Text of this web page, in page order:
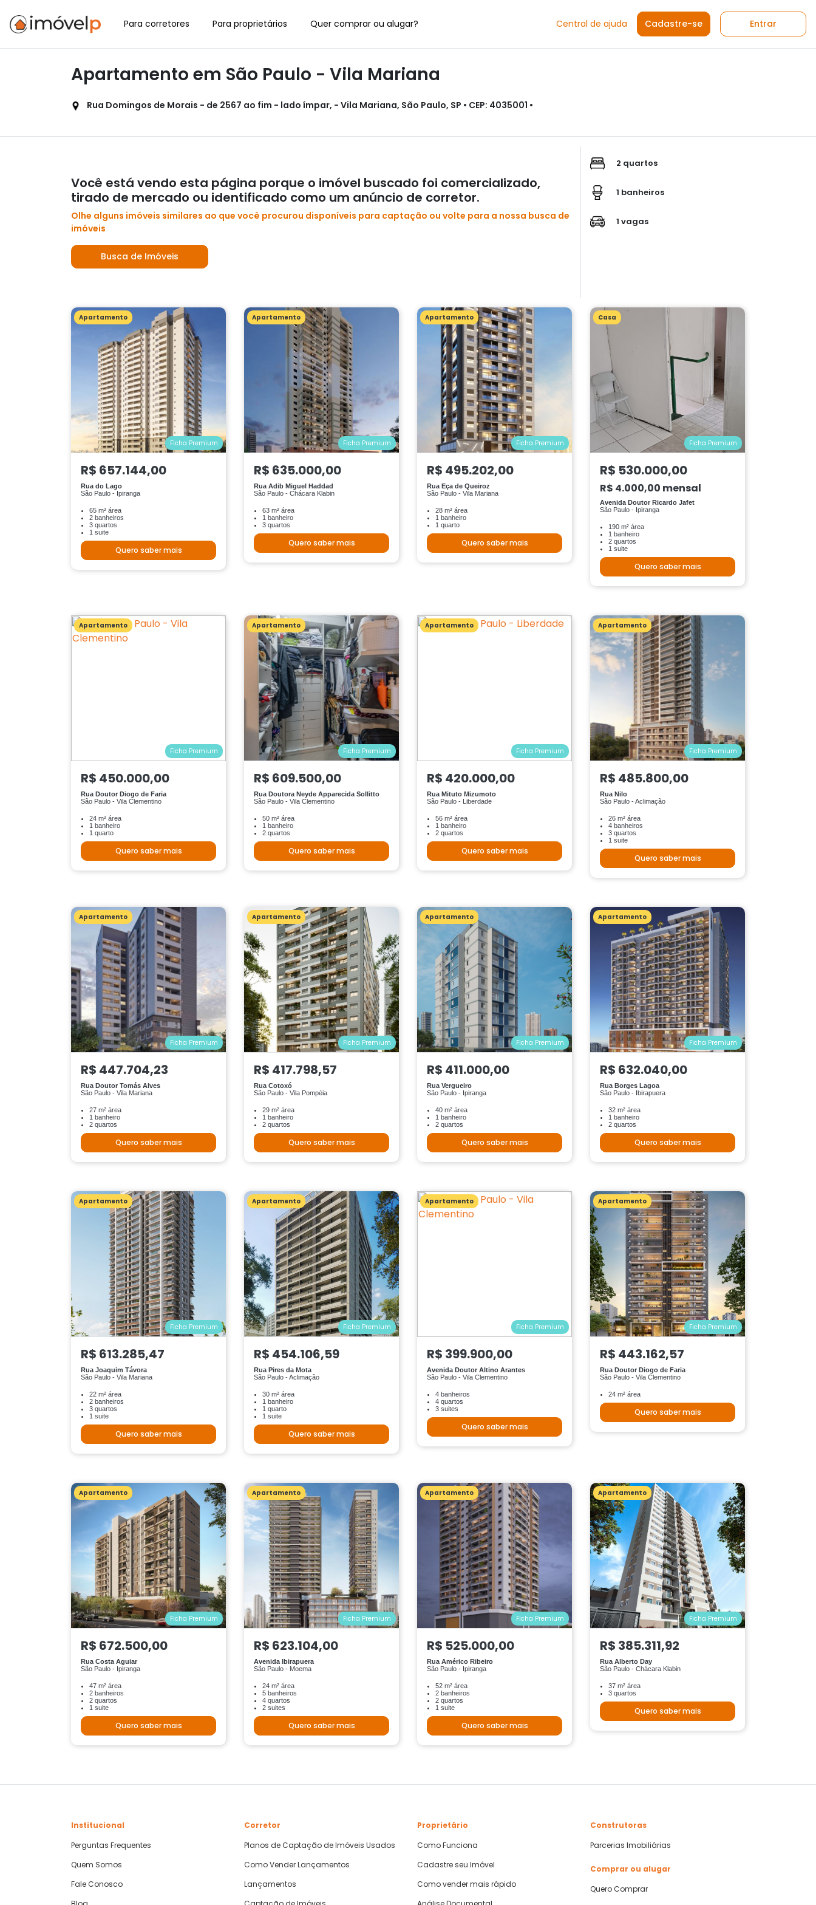
Para corretores Para proprietários Quer comprar ou alugar? Central de ajuda Cadastre-se Entrar
Apartamento em São Paulo - Vila Mariana
Rua Domingos de Morais - de 2567 ao fim - lado ímpar, - Vila Mariana, São Paulo, SP • CEP: 4035001 •
Você está vendo esta página porque o imóvel buscado foi comercializado,
tirado de mercado ou identificado como um anúncio de corretor.
Olhe alguns imóveis similares ao que você procurou disponíveis para captação ou volte para a nossa busca de
imóveis
Busca de Imóveis
2 quartos
1 banheiros
1 vagas
Apartamento
Ficha Premium
R$ 657.144,00
Rua do Lago
São Paulo - Ipiranga
65 m² área
2 banheiros
3 quartos
1 suite
Quero saber mais
Apartamento
Ficha Premium
R$ 635.000,00
Rua Adib Miguel Haddad
São Paulo - Chácara Klabin
63 m² área
1 banheiro
3 quartos
Quero saber mais
Apartamento
Ficha Premium
R$ 495.202,00
Rua Eça de Queiroz
São Paulo - Vila Mariana
28 m² área
1 banheiro
1 quarto
Quero saber mais
Casa
Ficha Premium
R$ 530.000,00
R$ 4.000,00 mensal
Avenida Doutor Ricardo Jafet
São Paulo - Ipiranga
190 m² área
1 banheiro
2 quartos
1 suite
Quero saber mais
Apartamento
Ficha Premium
R$ 450.000,00
Rua Doutor Diogo de Faria
São Paulo - Vila Clementino
24 m² área
1 banheiro
1 quarto
Quero saber mais
Apartamento
Ficha Premium
R$ 609.500,00
Rua Doutora Neyde Apparecida Sollitto
São Paulo - Vila Clementino
50 m² área
1 banheiro
2 quartos
Quero saber mais
Apartamento
Ficha Premium
R$ 420.000,00
Rua Mituto Mizumoto
São Paulo - Liberdade
56 m² área
1 banheiro
2 quartos
Quero saber mais
Apartamento
Ficha Premium
R$ 485.800,00
Rua Nilo
São Paulo - Aclimação
26 m² área
4 banheiros
3 quartos
1 suite
Quero saber mais
Apartamento
Ficha Premium
R$ 447.704,23
Rua Doutor Tomás Alves
São Paulo - Vila Mariana
27 m² área
1 banheiro
2 quartos
Quero saber mais
Apartamento
Ficha Premium
R$ 417.798,57
Rua Cotoxó
São Paulo - Vila Pompéia
29 m² área
1 banheiro
2 quartos
Quero saber mais
Apartamento
Ficha Premium
R$ 411.000,00
Rua Vergueiro
São Paulo - Ipiranga
40 m² área
1 banheiro
2 quartos
Quero saber mais
Apartamento
Ficha Premium
R$ 632.040,00
Rua Borges Lagoa
São Paulo - Ibirapuera
32 m² área
1 banheiro
2 quartos
Quero saber mais
Apartamento
Ficha Premium
R$ 613.285,47
Rua Joaquim Távora
São Paulo - Vila Mariana
22 m² área
2 banheiros
3 quartos
1 suite
Quero saber mais
Apartamento
Ficha Premium
R$ 454.106,59
Rua Pires da Mota
São Paulo - Aclimação
30 m² área
1 banheiro
1 quarto
1 suite
Quero saber mais
Apartamento
Ficha Premium
R$ 399.900,00
Avenida Doutor Altino Arantes
São Paulo - Vila Clementino
4 banheiros
4 quartos
3 suites
Quero saber mais
Apartamento
Ficha Premium
R$ 443.162,57
Rua Doutor Diogo de Faria
São Paulo - Vila Clementino
24 m² área
Quero saber mais
Apartamento
Ficha Premium
R$ 672.500,00
Rua Costa Aguiar
São Paulo - Ipiranga
47 m² área
2 banheiros
2 quartos
1 suite
Quero saber mais
Apartamento
Ficha Premium
R$ 623.104,00
Avenida Ibirapuera
São Paulo - Moema
24 m² área
5 banheiros
4 quartos
2 suites
Quero saber mais
Apartamento
Ficha Premium
R$ 525.000,00
Rua Américo Ribeiro
São Paulo - Ipiranga
52 m² área
2 banheiros
2 quartos
1 suite
Quero saber mais
Apartamento
Ficha Premium
R$ 385.311,92
Rua Alberto Day
São Paulo - Chácara Klabin
37 m² área
3 quartos
Quero saber mais
Institucional
Perguntas Frequentes
Quem Somos
Fale Conosco
Corretor
Planos de Captação de Imóveis Usados
Como Vender Lançamentos
Lançamentos
Proprietário
Como Funciona
Cadastre seu Imóvel
Como vender mais rápido
Construtoras
Parcerias Imobiliárias
Comprar ou alugar
Quero Comprar